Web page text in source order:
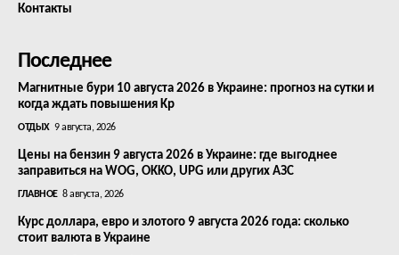
Контакты
Последнее
Магнитные бури 10 августа 2026 в Украине: прогноз на сутки и
когда ждать повышения Kp
ОТДЫХ 9 августа, 2026
Цены на бензин 9 августа 2026 в Украине: где выгоднее
заправиться на WOG, OKKO, UPG или других АЗС
ГЛАВНОЕ 8 августа, 2026
Курс доллара, евро и злотого 9 августа 2026 года: сколько
стоит валюта в Украине